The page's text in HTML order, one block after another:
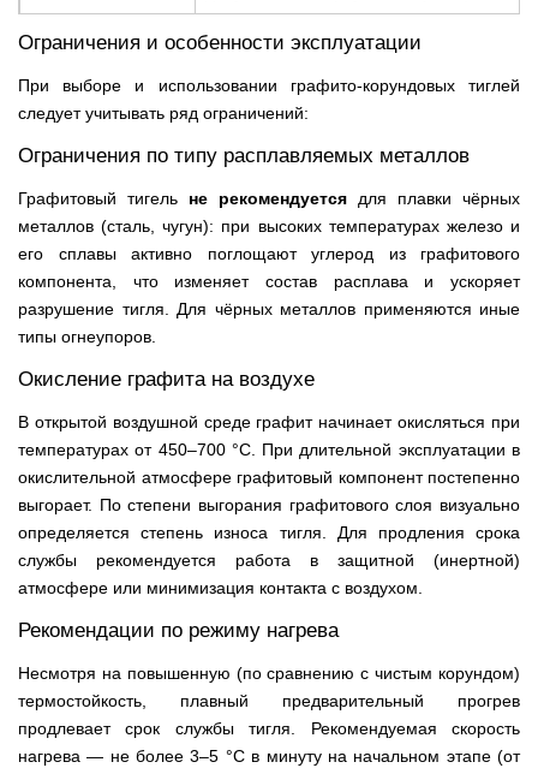
Ограничения и особенности эксплуатации
При выборе и использовании графито-корундовых тиглей
следует учитывать ряд ограничений:
Ограничения по типу расплавляемых металлов
Графитовый тигель не рекомендуется для плавки чёрных
металлов (сталь, чугун): при высоких температурах железо и
его сплавы активно поглощают углерод из графитового
компонента, что изменяет состав расплава и ускоряет
разрушение тигля. Для чёрных металлов применяются иные
типы огнеупоров.
Окисление графита на воздухе
В открытой воздушной среде графит начинает окисляться при
температурах от 450–700 °С. При длительной эксплуатации в
окислительной атмосфере графитовый компонент постепенно
выгорает. По степени выгорания графитового слоя визуально
определяется степень износа тигля. Для продления срока
службы рекомендуется работа в защитной (инертной)
атмосфере или минимизация контакта с воздухом.
Рекомендации по режиму нагрева
Несмотря на повышенную (по сравнению с чистым корундом)
термостойкость, плавный предварительный прогрев
продлевает срок службы тигля. Рекомендуемая скорость
нагрева — не более 3–5 °С в минуту на начальном этапе (от